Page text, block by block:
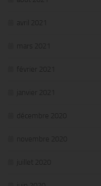
avril 2021
mars 2021
février 2021
janvier 2021
décembre 2020
novembre 2020
juillet 2020